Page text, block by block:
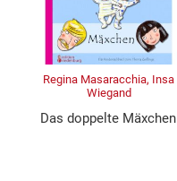
Regina Masaracchia, Insa
Wiegand
Das doppelte Mäxchen